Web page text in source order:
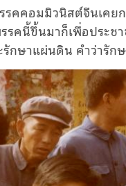
คคอมมิวนิสต์จีนเคย
รคนี้ขึ้นมาก็เพื่อประ
ษาแผ่นดิน คำว่ารักษ